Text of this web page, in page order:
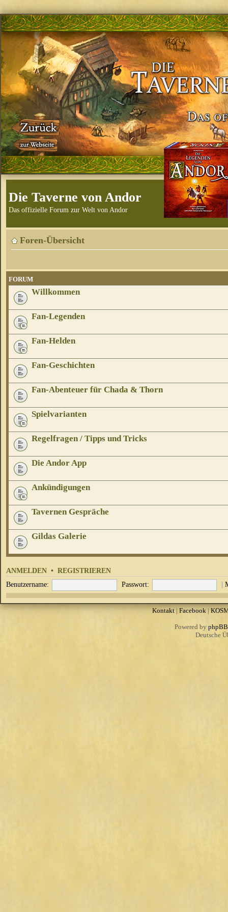
Die Taverne von Andor
Das offizielle Forum zur Welt von Andor
Foren-Übersicht
FORUM
Willkommen
Fan-Legenden
Fan-Helden
Fan-Geschichten
Fan-Abenteuer für Chada & Thorn
Spielvarianten
Regelfragen / Tipps und Tricks
Die Andor App
Ankündigungen
Tavernen Gespräche
Gildas Galerie
ANMELDEN • REGISTRIEREN
Benutzername: Passwort: |
Kontakt| Facebook|
Powered by phpBB
Deutsche